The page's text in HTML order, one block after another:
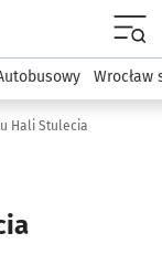
Wrocław
Hali Stulecia